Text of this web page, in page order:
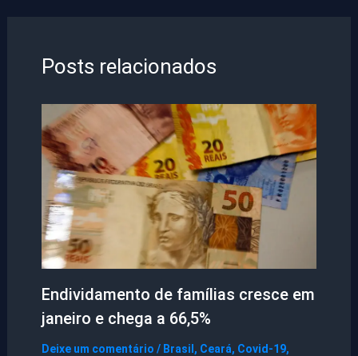
Posts relacionados
Endividamento de famílias cresce em
janeiro e chega a 66,5%
Deixe um comentário / Brasil , Ceará, Covid-19,